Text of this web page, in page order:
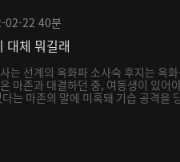
02-22 40분
대체 뭐길래
는 선계의 옥화파 소사숙 후지는 옥
마존과 대결하던 중, 여동생이 있어
는 마존의 말에 미혹돼 기습 공격을